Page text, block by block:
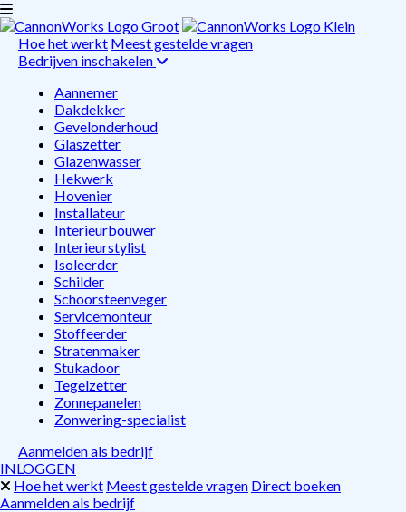
Hoe het werkt Meest gestelde vragen
Bedrijven inschakelen
Aannemer
Dakdekker
Gevelonderhoud
Glaszetter
Glazenwasser
Hekwerk
Hovenier
Installateur
Interieurbouwer
Interieurstylist
Isoleerder
Schilder
Schoorsteenveger
Servicemonteur
Stoffeerder
Stratenmaker
Stukadoor
Tegelzetter
Zonnepanelen
Zonwering-specialist
Aanmelden als bedrijf
INLOGGEN
Hoe het werkt Meest gestelde vragen Direct boeken
Aanmelden als bedrijf